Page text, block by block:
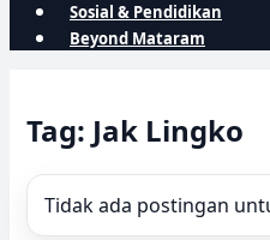
Sosial & Pendidikan
Beyond Mataram
Tag: Jak Lingko
Tidak ada postingan